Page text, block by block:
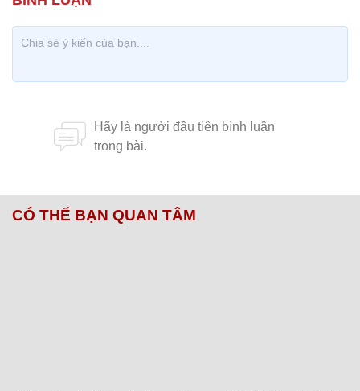
CÓ THỂ BẠN QUAN TÂM